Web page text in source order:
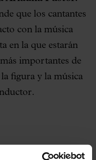
que los cantantes
con la música
en la que estarán
importantes de
figura y la música